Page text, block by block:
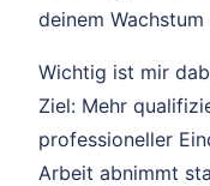
deinem Wachstum
Wichtig ist mir
Ziel: Mehr
professioneller
Arbeit abnimmt